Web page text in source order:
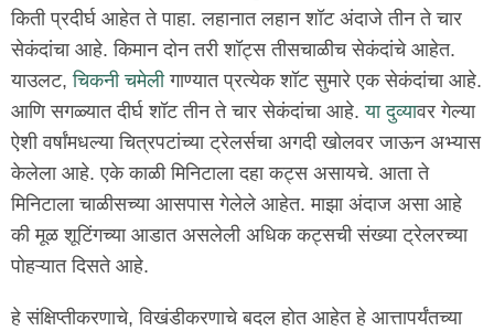
किती प्रदीर्घ आहेत ते पाहा. लहानात लहान शॉट अंदाजे तीन ते चार
सेकंदांचा आहे. किमान दोन तरी शॉट्स तीसचाळीच सेकंदांचे आहेत.
याउलट,चिकनी चमेलीगाण्यात प्रत्येक शॉट सुमारे एक सेकंदांचा आहे.
आणि सगळ्यात दीर्घ शॉट तीन ते चार सेकंदांचा आहे.या दुव्यावर गेल्या
ऐशी वर्षांमधल्या चित्रपटांच्या ट्रेलर्सचा अगदी खोलवर जाऊन अभ्यास
केलेला आहे. एके काळी मिनिटाला दहा कट्स असायचे. आता ते
मिनिटाला चाळीसच्या आसपास गेलेले आहेत. माझा अंदाज असा आहे
की मूळ शूटिंगच्या आडात असलेली अधिक कट्सची संख्या ट्रेलरच्या
पोहऱ्यात दिसते आहे.
हे संक्षिप्तीकरणाचे, विखंडीकरणाचे बदल होत आहेत हे आत्तापर्यंतच्या